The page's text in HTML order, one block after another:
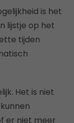
is het
lijstje op het
tijden
Het is niet
er niet meer